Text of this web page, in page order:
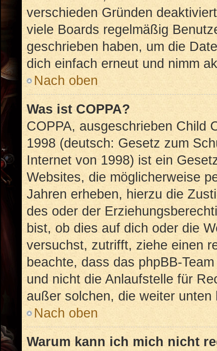
verschieden Gründen
viele Boards regelmäßig
geschrieben haben, um die
dich einfach erneut und nimm
Nach oben
Was ist COPPA?
COPPA, ausgeschrieben Child
1998 (deutsch: Gesetz zum
Internet von 1998) ist ein
Websites, die möglicherweise
Jahren erheben, hierzu die
des oder der
bist, ob dies auf dich oder die
versuchst, zutrifft, ziehe einen
beachte, dass das phpBB-
und nicht die Anlaufstelle für
außer solchen, die weiter unten
Nach oben
Warum kann ich mich nicht